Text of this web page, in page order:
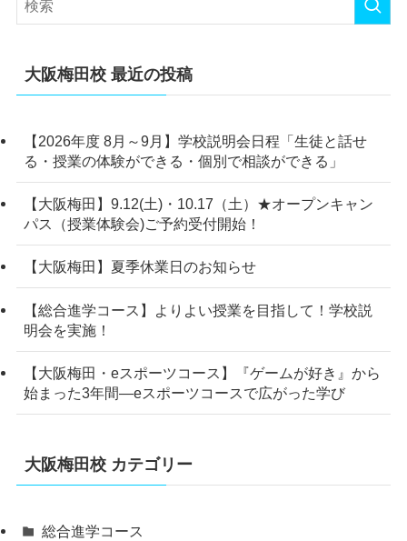
大阪梅田校 最近の投稿
【2026年度 8月～9月】学校説明会日程「生徒と話せ
る・授業の体験ができる・個別で相談ができる」
【大阪梅田】9.12(土)・10.17（土）★オープンキャン
パス（授業体験会)ご予約受付開始！
【大阪梅田】夏季休業日のお知らせ
【総合進学コース】よりよい授業を目指して！学校説
明会を実施！
【大阪梅田・eスポーツコース】『ゲームが好き』から
始まった3年間―eスポーツコースで広がった学び
大阪梅田校 カテゴリー
総合進学コース